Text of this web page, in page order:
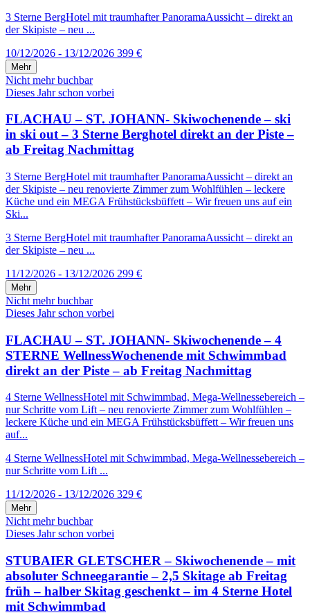
3 Sterne BergHotel mit traumhafter PanoramaAussicht – direkt an
der Skipiste – neu ...
10/12/2026 - 13/12/2026 399 €
Mehr
Nicht mehr buchbar
Dieses Jahr schon vorbei
FLACHAU – ST. JOHANN- Skiwochenende – ski
in ski out – 3 Sterne Berghotel direkt an der Piste –
ab Freitag Nachmittag
3 Sterne BergHotel mit traumhafter PanoramaAussicht – direkt an
der Skipiste – neu renovierte Zimmer zum Wohlfühlen – leckere
Küche und ein MEGA Frühstücksbüffett – Wir freuen uns auf ein
Ski...
3 Sterne BergHotel mit traumhafter PanoramaAussicht – direkt an
der Skipiste – neu ...
11/12/2026 - 13/12/2026 299 €
Mehr
Nicht mehr buchbar
Dieses Jahr schon vorbei
FLACHAU – ST. JOHANN- Skiwochenende – 4
STERNE WellnessWochenende mit Schwimmbad
direkt an der Piste – ab Freitag Nachmittag
4 Sterne WellnessHotel mit Schwimmbad, Mega-Wellnessebereich –
nur Schritte vom Lift – neu renovierte Zimmer zum Wohlfühlen –
leckere Küche und ein MEGA Frühstücksbüffett – Wir freuen uns
auf...
4 Sterne WellnessHotel mit Schwimmbad, Mega-Wellnessebereich –
nur Schritte vom Lift ...
11/12/2026 - 13/12/2026 329 €
Mehr
Nicht mehr buchbar
Dieses Jahr schon vorbei
STUBAIER GLETSCHER – Skiwochenende – mit
absoluter Schneegarantie – 2,5 Skitage ab Freitag
früh – halber Skitag geschenkt – im 4 Sterne Hotel
mit Schwimmbad